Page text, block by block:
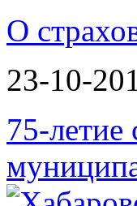
О
23-10-
75-летие